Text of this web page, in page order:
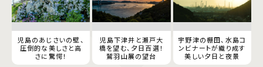
児島のあじさいの壁、
圧倒的な美しさと高
さに驚愕！
児島下津井と瀬戸大
橋を望む、夕日百選！
鷲羽山展の望台
宇野津の棚田、水島コ
ンビナートが織り成す
美しい夕日と夜景